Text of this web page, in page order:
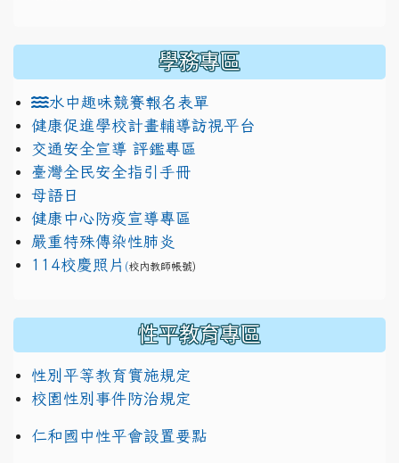
學務專區
水中趣味競賽報名表單
健康促進學校計畫輔導訪視平台
交通安全宣導 評鑑專區
臺灣全民安全指引手冊
母語日
健康中心防疫宣導專區
嚴重特殊傳染性肺炎
114校慶照片 (校內教師帳號)
性平教育專區
性別平等教育實施規定
校園性別事件防治規定
仁和國中性平會設置要點